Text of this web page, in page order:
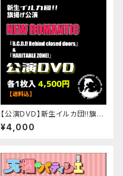
【公演DVD】新生イルカ団!!旗揚
げ公演「NEW ROMANTIC」『B.
C.D.!! Behind closed door
¥4,000